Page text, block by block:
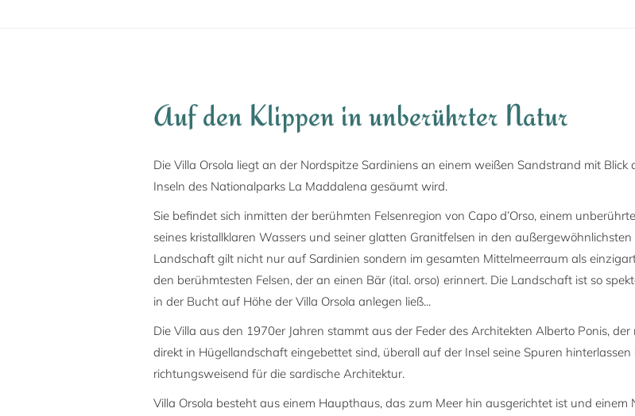
Auf den Klippen in unberührter Natur
Die Villa Orsola liegt an der Nordspitze Sardiniens an einem weißen Sandstrand mit
Inseln des Nationalparks La Maddalena gesäumt wird.
Sie befindet sich inmitten der berühmten Felsenregion von Capo d’Orso, einem
seines kristallklaren Wassers und seiner glatten Granitfelsen in den
Landschaft gilt nicht nur auf Sardinien sondern im gesamten Mittelmeerraum als
den berühmtesten Felsen, der an einen Bär (ital. orso) erinnert. Die Landschaft ist so
in der Bucht auf Höhe der Villa Orsola anlegen ließ...
Die Villa aus den 1970er Jahren stammt aus der Feder des Architekten Alberto Ponis,
direkt in Hügellandschaft eingebettet sind, überall auf der Insel seine Spuren
richtungsweisend für die sardische Architektur.
Villa Orsola besteht aus einem Haupthaus, das zum Meer hin ausgerichtet ist und